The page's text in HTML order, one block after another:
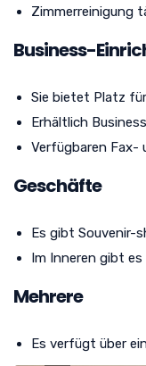
Zimmerreinigung
Business-
Sie bietet Platz
Erhältlich
Verfügbaren Fax-
Geschäfte
Es gibt Souvenir-
Im Inneren gibt es
Mehrere
Es verfügt über